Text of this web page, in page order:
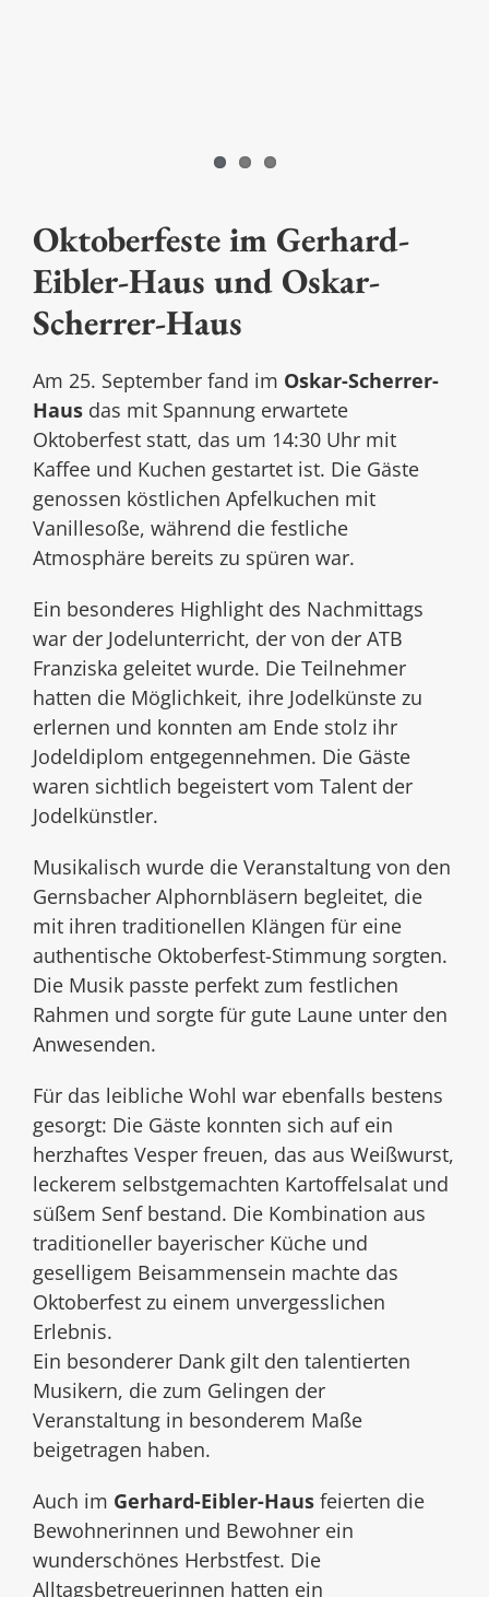
Oktoberfeste im Gerhard-
Eibler-Haus und Oskar-
Scherrer-Haus
Am 25. September fand im Oskar-Scherrer-
Haus das mit Spannung erwartete
Oktoberfest statt, das um 14:30 Uhr mit
Kaffee und Kuchen gestartet ist. Die Gäste
genossen köstlichen Apfelkuchen mit
Vanillesoße, während die festliche
Atmosphäre bereits zu spüren war.
Ein besonderes Highlight des Nachmittags
war der Jodelunterricht, der von der ATB
Franziska geleitet wurde. Die Teilnehmer
hatten die Möglichkeit, ihre Jodelkünste zu
erlernen und konnten am Ende stolz ihr
Jodeldiplom entgegennehmen. Die Gäste
waren sichtlich begeistert vom Talent der
Jodelkünstler.
Musikalisch wurde die Veranstaltung von den
Gernsbacher Alphornbläsern begleitet, die
mit ihren traditionellen Klängen für eine
authentische Oktoberfest-Stimmung sorgten.
Die Musik passte perfekt zum festlichen
Rahmen und sorgte für gute Laune unter den
Anwesenden.
Für das leibliche Wohl war ebenfalls bestens
gesorgt: Die Gäste konnten sich auf ein
herzhaftes Vesper freuen, das aus Weißwurst,
leckerem selbstgemachten Kartoffelsalat und
süßem Senf bestand. Die Kombination aus
traditioneller bayerischer Küche und
geselligem Beisammensein machte das
Oktoberfest zu einem unvergesslichen
Erlebnis.
Ein besonderer Dank gilt den talentierten
Musikern, die zum Gelingen der
Veranstaltung in besonderem Maße
beigetragen haben.
Auch im Gerhard-Eibler-Haus feierten die
Bewohnerinnen und Bewohner ein
wunderschönes Herbstfest. Die
Alltagsbetreuerinnen hatten ein